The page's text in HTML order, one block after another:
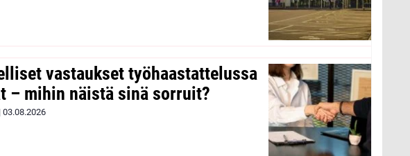
vastaukset työhaastattelussa
– mihin näistä sinä sorruit?
03.08.2026